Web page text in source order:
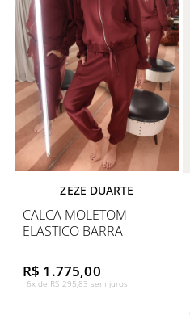
ZEZE DUARTE
CALCA MOLETOM
ELASTICO BARRA
R$ 1.775,00
6x de R$ 295,83 sem juros